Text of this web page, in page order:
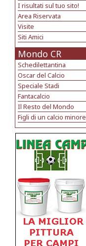
I risultati sul tuo sito!
Area Riservata
Visite
Siti Amici
Mondo CR
Schedilettantina
Oscar del Calcio
Speciale Stadi
Fantacalcio
Il Resto del Mondo
Figli di un calcio minore